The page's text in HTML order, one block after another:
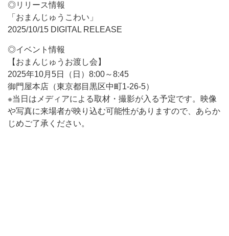
◎リリース情報
「おまんじゅうこわい」
2025/10/15 DIGITAL RELEASE
◎イベント情報
【おまんじゅうお渡し会】
2025年10月5日（日）8:00～8:45
御門屋本店（東京都目黒区中町1-26-5）
※当日はメディアによる取材・撮影が入る予定です。映像
や写真に来場者が映り込む可能性がありますので、あらか
じめご了承ください。